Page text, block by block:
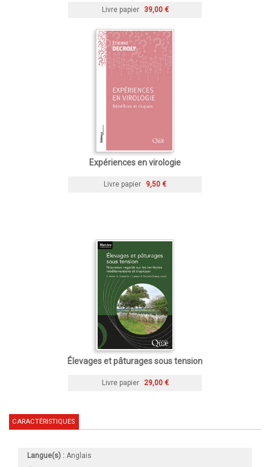
Livre papier 39,00 €
Expériences en virologie
Livre papier 9,50 €
Élevages et pâturages sous tension
Livre papier 29,00 €
CARACTÉRISTIQUES
Langue(s) : Anglais